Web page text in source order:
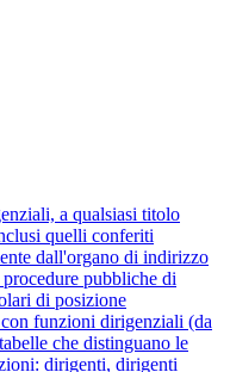
a qualsiasi titolo
quelli conferiti
dall'organo di indirizzo
pubbliche di
di posizione
funzioni dirigenziali (da
che distinguano le
dirigenti, dirigenti